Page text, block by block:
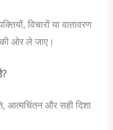
विचारों या वातावरण
ओर ले जाए।
आत्मचिंतन और सही दिशा